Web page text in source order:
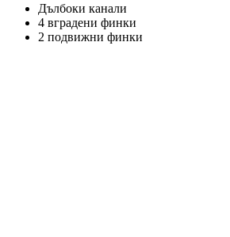
Дълбоки канали
4 вградени финки
2 подвижни финки